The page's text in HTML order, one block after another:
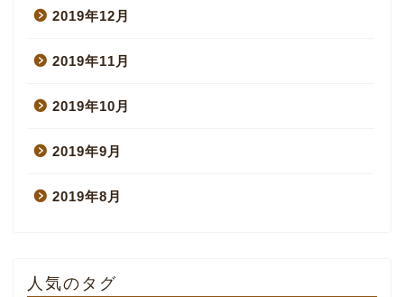
2019年12月
2019年11月
2019年10月
2019年9月
2019年8月
人気のタグ